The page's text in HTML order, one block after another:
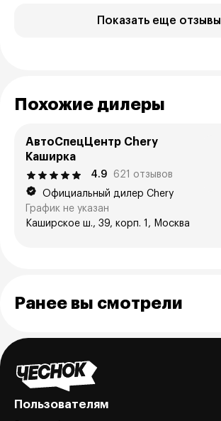
Показать еще отзывы
Похожие дилеры
АвтоСпецЦентр Chery
Каширка
4.9
621 отзывов
Официальный дилер Chery
График не указан
Каширское ш., 39, корп. 1, Москва
Ранее вы смотрели
Пользователям